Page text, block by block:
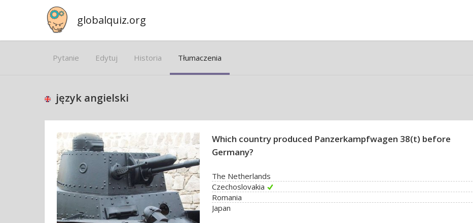
globalquiz.org
Pytanie Edytuj Historia Tłumaczenia
język angielski
Which country produced Panzerkampfwagen 38(t) before
Germany?
The Netherlands
Czechoslovakia
Romania
Japan